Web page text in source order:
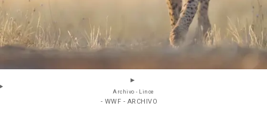
Archivo - Lince
- WWF - ARCHIVO